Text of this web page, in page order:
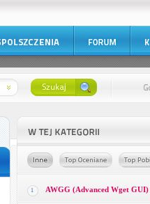
1 AWGG (Advanced Wget GUI)